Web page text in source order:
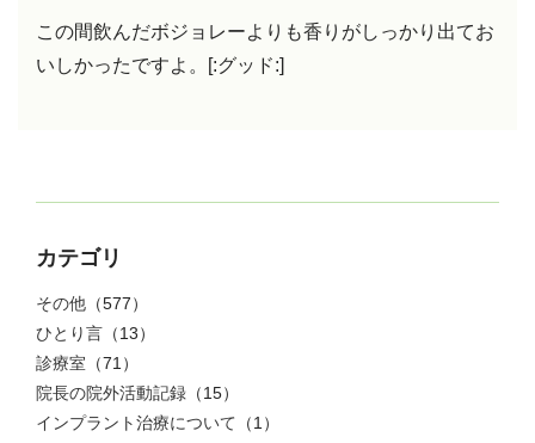
この間飲んだボジョレーよりも香りがしっかり出てお
いしかったですよ。[:グッド:]
カテゴリ
その他 （577）
ひとり言 （13）
診療室 （71）
院長の院外活動記録 （15）
インプラント治療について （1）